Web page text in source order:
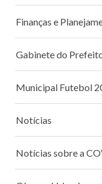
Finanças e
Gabinete do
Municipal Futebol
Notícias
Notícias sobre a